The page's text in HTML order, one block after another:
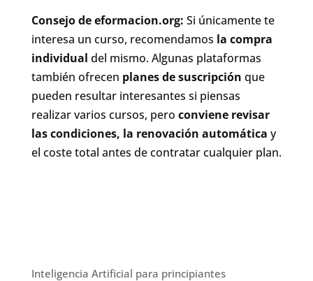
Consejo de eformacion.org: Si únicamente te
interesa un curso, recomendamos la compra
individual del mismo. Algunas plataformas
también ofrecen planes de suscripción que
pueden resultar interesantes si piensas
realizar varios cursos, pero conviene revisar
las condiciones, la renovación automática y
el coste total antes de contratar cualquier plan.
Inteligencia Artificial para principiantes